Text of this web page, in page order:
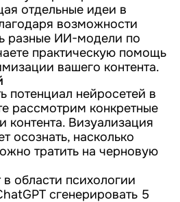
отдельные идеи в
возможности
разные ИИ-модели по
практическую помощь
вашего контента.
потенциал нейросетей в
рассмотрим конкретные
контента. Визуализация
осознать, насколько
тратить на черновую
области психологии
сгенерировать 5